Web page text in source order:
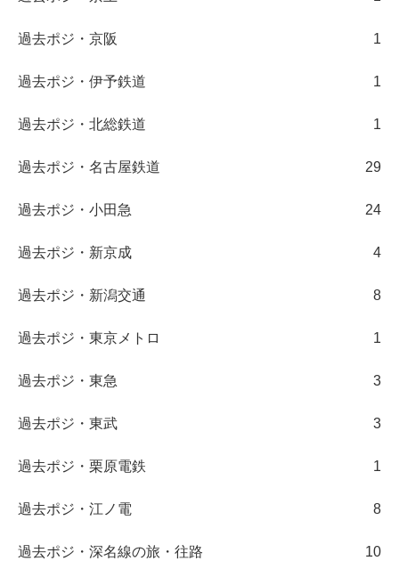
過去ポジ・京阪 1
過去ポジ・伊予鉄道 1
過去ポジ・北総鉄道 1
過去ポジ・名古屋鉄道 29
過去ポジ・小田急 24
過去ポジ・新京成 4
過去ポジ・新潟交通 8
過去ポジ・東京メトロ 1
過去ポジ・東急 3
過去ポジ・東武 3
過去ポジ・栗原電鉄 1
過去ポジ・江ノ電 8
過去ポジ・深名線の旅・往路 10